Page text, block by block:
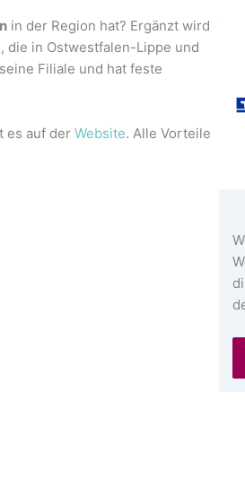
in der Region hat? Ergänzt wird
, die in Ostwestfalen-Lippe und
Filiale und hat feste
es auf derWebsite. Alle Vorteile